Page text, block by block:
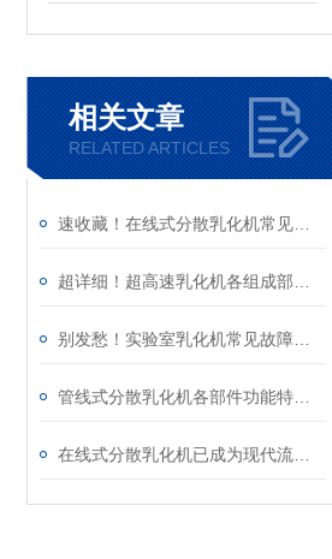
相关文章
RELATED ARTICLES